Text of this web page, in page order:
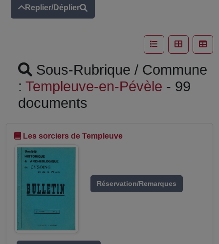
Replier/Déplier
Sous-Rubrique / Commune
: Templeuve-en-Pévèle - 99
documents
Les sorciers de Templeuve
Réservation/Remarques